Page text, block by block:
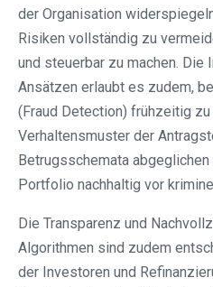
der Organisation
Risiken vollständig zu
und steuerbar zu machen. Die
Ansätzen erlaubt es zudem,
(Fraud Detection) frühzeitig zu
Verhaltensmuster der
Betrugsschemata
Portfolio nachhaltig vor
Die Transparenz und
Algorithmen sind zudem
der Investoren und